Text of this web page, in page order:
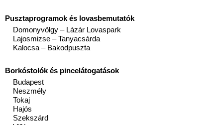
Pusztaprogramok és lovasbemutatók
Domonyvölgy – Lázár Lovaspark
Lajosmizse – Tanyacsárda
Kalocsa – Bakodpuszta
Borkóstolók és pincelátogatások
Budapest
Neszmély
Tokaj
Hajós
Szekszárd